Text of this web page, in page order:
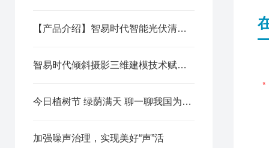
【产品介绍】智易时代智能光伏清扫机器人
智易时代倾斜摄影三维建模技术赋能应急管理现代化
今日植树节 绿荫满天 聊一聊我国为世界环保做了哪些贡献
加强噪声治理，实现美好“声”活